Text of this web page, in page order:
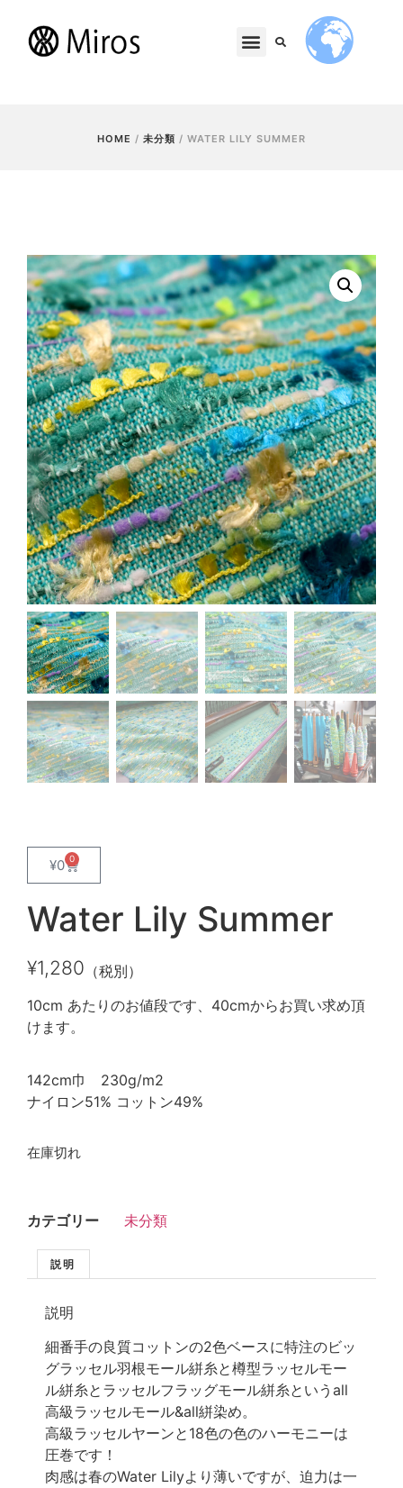
HOME / 未分類 / WATER LILY SUMMER
¥0 0
Water Lily Summer
¥1,280 （税別）
10cm あたりのお値段です、40cmからお買い求め頂
けます。
142cm巾 230g/m2
ナイロン51% コットン49%
在庫切れ
カテゴリー 未分類
説明
説明
細番手の良質コットンの2色ベースに特注のビッ
グラッセル羽根モール絣糸と樽型ラッセルモー
ル絣糸とラッセルフラッグモール絣糸というall
高級ラッセルモール&all絣染め。
高級ラッセルヤーンと18色の色のハーモニーは
圧巻です！
肉感は春のWater Lilyより薄いですが、迫力は一